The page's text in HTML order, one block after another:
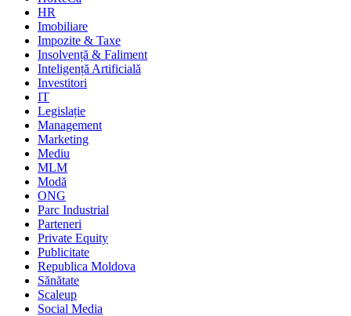
HR
Imobiliare
Impozite & Taxe
Insolvență & Faliment
Inteligență Artificială
Investitori
IT
Legislație
Management
Marketing
Mediu
MLM
Modă
ONG
Parc Industrial
Parteneri
Private Equity
Publicitate
Republica Moldova
Sănătate
Scaleup
Social Media